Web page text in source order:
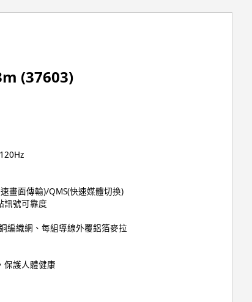
(37603)
畫面傳輸)/QMS(快速媒體切換)
訊號可靠度
編織網、每組導線外覆鋁箔麥拉
保護人體健康